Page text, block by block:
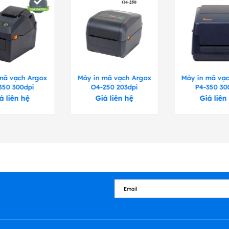
Argox macOS Printer Driver
Argox RPi Printer Driver
Giấy Cuộn, cắt khuôn, liên tục, gấp hình quạt,
nhiệt hoặc giấy thường
Tối đa chiều rộng: 4,65 ”(118mm). Min. chiều
0,0024 ”~ 0,008” (0,06mm ~ 0,2mm)
2,6 ”(67mm)
Wax, Wax / Resin, Resin (Ruy-băng quấn mặt
Rộng 226mm x Cao 188mm x D 276mm
vạch Argox
300dpi
liên hệ
Máy in mã vạch Argox
O4-250 203dpi
Giá liên hệ
Máy in mã
P4-350
Giá liên